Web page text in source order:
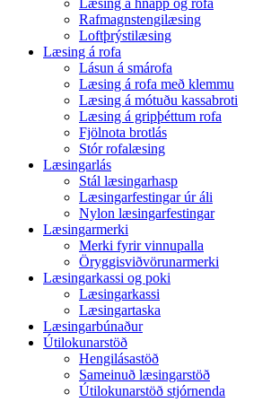
Rafmagnstengilæsing
Loftþrýstilæsing
Læsing á rofa
Lásun á smárofa
Læsing á rofa með klemmu
Læsing á mótuðu kassabroti
Læsing á gripþéttum rofa
Fjölnota brotlás
Stór rofalæsing
Læsingarlás
Stál læsingarhasp
Læsingarfestingar úr áli
Nylon læsingarfestingar
Læsingarmerki
Merki fyrir vinnupalla
Öryggisviðvörunarmerki
Læsingarkassi og poki
Læsingarkassi
Læsingartaska
Læsingarbúnaður
Útilokunarstöð
Hengilásastöð
Sameinuð læsingarstöð
Útilokunarstöð stjórnenda